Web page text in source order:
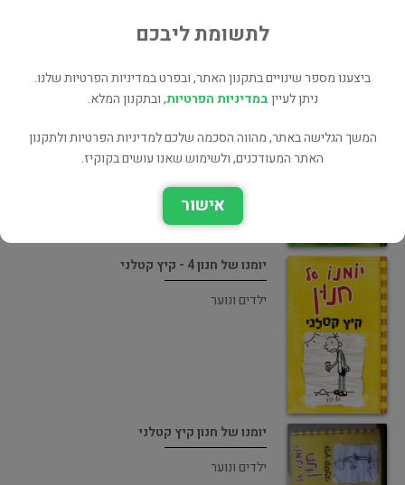
יומנו של חנון 3 - הקש האחרון
ילדים ונוער
יומנו של חנון 4 - קיץ קטלני
ילדים ונוער
יומנו של חנון קיץ קטלני
ילדים ונוער
לתשומת ליבכם
ביצענו מספר שינויים בתקנון האתר, ובפרט במדיניות הפרטיות שלנו.
ניתן לעייןבמדיניות הפרטיות, ובתקנון המלא.
המשך הגלישה באתר, מהווה הסכמה שלכם למדיניות הפרטיות ולתקנון
האתר המעודכנים, ולשימוש שאנו עושים בקוקיז.
אישור